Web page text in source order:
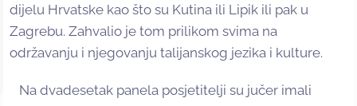
dijelu Hrvatske kao što su Kutina ili Lipik ili pak u
Zagrebu. Zahvalio je tom prilikom svima na
održavanju i njegovanju talijanskog jezika i kulture.
Na dvadesetak panela posjetitelji su jučer imali